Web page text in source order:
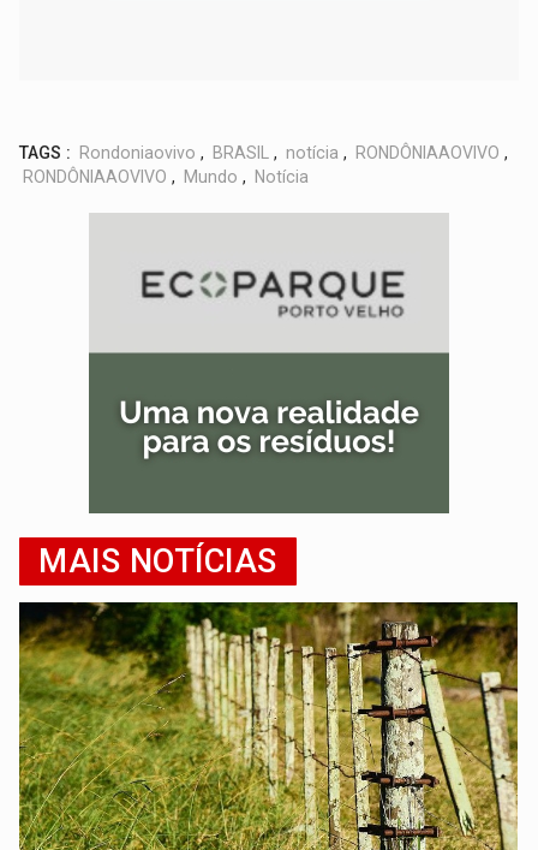
TAGS : Rondoniaovivo , BRASIL , notícia , RONDÔNIAAOVIVO ,
RONDÔNIAAOVIVO , Mundo , Notícia
MAIS NOTÍCIAS